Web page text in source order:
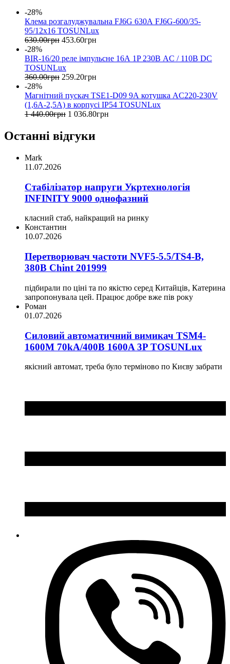
-28%
Клема розгалуджувальна FJ6G 630А FJ6G-600/35-
95/12x16 TOSUNLux
630.00грн 453.60грн
-28%
BIR-16/20 реле імпульсне 16А 1P 230В AC / 110В DC
TOSUNLux
360.00грн 259.20грн
-28%
Магнітний пускач TSE1-D09 9А котушка AC220-230V
(1,6A-2,5A) в корпусі IP54 TOSUNLux
1 440.00грн 1 036.80грн
Останні відгуки
Mark
11.07.2026
Стабілізатор напруги Укртехнологія
INFINITY 9000 однофазний
класний стаб, найкращий на ринку
Константин
10.07.2026
Перетворювач частоти NVF5-5.5/TS4-B,
380В Chint 201999
підбирали по ціні та по якістю серед Китайців, Катерина
запропонувала цей. Працює добре вже пів року
Роман
01.07.2026
Силовий автоматичний вимикач TSM4-
1600M 70kA/400B 1600A 3P TOSUNLux
якісний автомат, треба було терміново по Києву забрати